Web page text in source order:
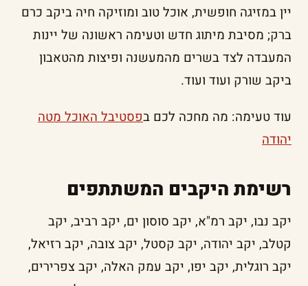
יין במזיגה חופשית, אוכל טוב ומוזיקה חיה ביקב כרם
ברק; מסיבת מיתוג חדש וטעימה ראשונה של יינות
המעבדה לצד בשרים מהמעשנה ופיצות מהטאבון
ביקב שורק ועוד ועוד.
עוד טעימה: מה מחכה לכם בפסטיבל האוכל מטה
יהודה
רשימת היקבים המשתתפים
יקב נבו, יקב רמ"א, יקב סוסון ים, יקב רביב, יקב
קטלב, יקב יהודה, יקב קסטל, יקב צובה, יקב רזיאל,
יקב רוגלית, יקב יפו, יקב עמק האלה, יקב צפרירים,